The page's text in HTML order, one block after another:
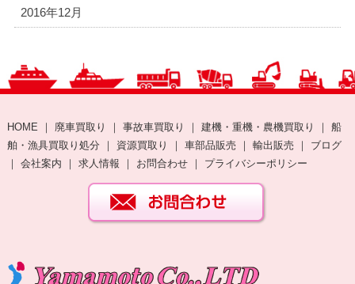
2016年12月
HOME ｜ 廃車買取り ｜ 事故車買取り ｜ 建機・重機・農機買取り ｜ 船
舶・漁具買取り処分 ｜ 資源買取り ｜ 車部品販売 ｜ 輸出販売 ｜ ブログ
｜ 会社案内 ｜ 求人情報 ｜ お問合わせ｜ プライバシーポリシー